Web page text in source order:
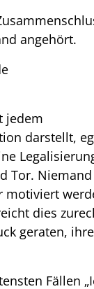
angehört.
jedem
darstellt,
Tor. Niemand
motiviert
dies
geraten, ihre
Fällen